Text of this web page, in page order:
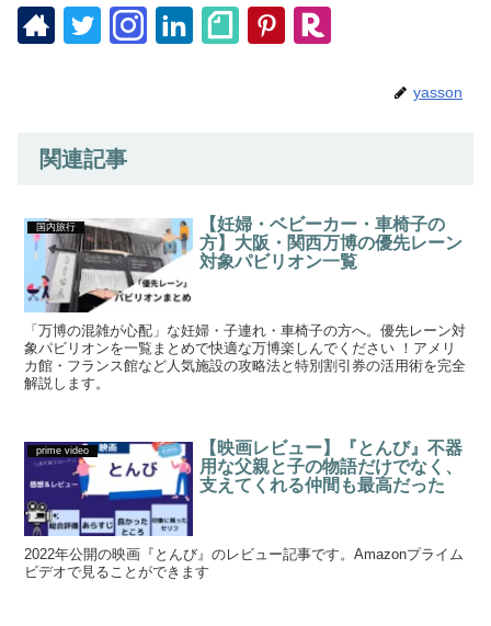
yasson
関連記事
国内旅行
【妊婦・ベビーカー・車椅子の
方】大阪・関西万博の優先レーン
対象パビリオン一覧
「万博の混雑が心配」な妊婦・子連れ・車椅子の方へ。優先レーン対
象パビリオンを一覧まとめで快適な万博楽しんでください ！アメリ
カ館・フランス館など人気施設の攻略法と特別割引券の活用術を完全
解説します。
prime video
【映画レビュー】『とんび』不器
用な父親と子の物語だけでなく、
支えてくれる仲間も最高だった
2022年公開の映画『とんび』のレビュー記事です。Amazonプライム
ビデオで見ることができます